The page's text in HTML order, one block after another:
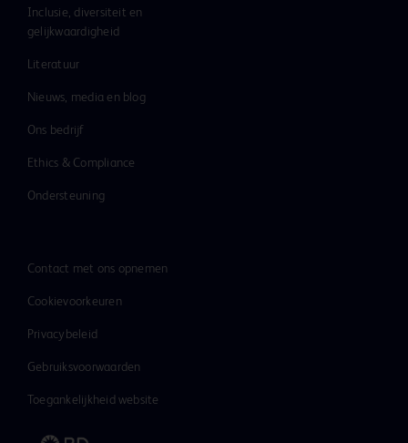
Inclusie, diversiteit en
gelijkwaardigheid
Literatuur
Nieuws, media en blog
Ons bedrijf
Ethics & Compliance
Ondersteuning
Contact met ons opnemen
Cookievoorkeuren
Privacybeleid
Gebruiksvoorwaarden
Toegankelijkheid website